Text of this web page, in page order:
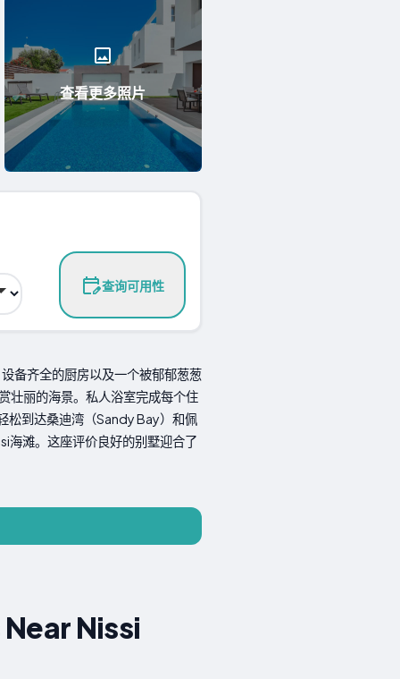
查看更多照片
查询可用性
备齐全的厨房以及一个被郁郁葱葱
壮丽的海景。私人浴室完成每个住
松到达桑迪湾（Sandy Bay）和佩
海滩。这座评价良好的别墅迎合了
Nissi